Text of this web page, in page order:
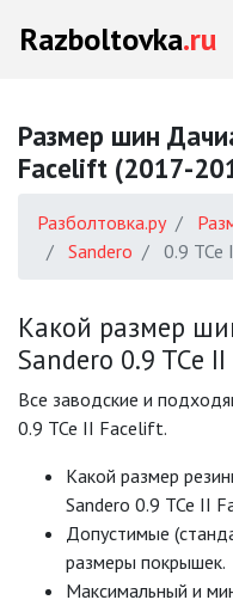
Razboltovka.ru
Размер шин
Facelift (2017-
Разболтовка.ру
Sandero
0.9
Какой размер
Sandero 0.9 TCe
Все заводские и
0.9 TCe II Facelift.
Какой размер
Sandero 0.9 TCe II
Допустимые
размеры покрышек.
Mаксимальный и